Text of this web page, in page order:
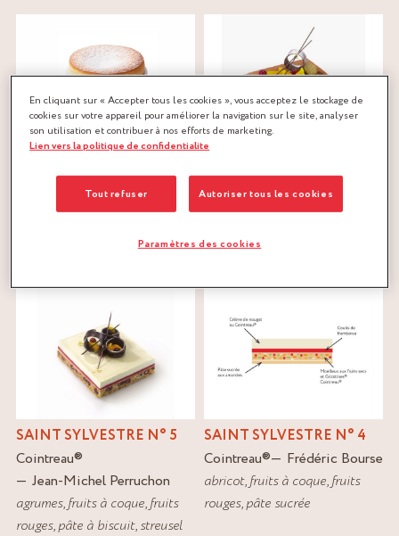
®
Samuel Albert
banane,fruits à coque
Cointreau®
Jean-Michel Perruchon
fruits à coque
SAINT SYLVESTRE N° 5
Cointreau®
Jean-Michel Perruchon
agrumes,fruits à coque,fruits
rouges,pâte à biscuit,streusel
SAINT SYLVESTRE N° 4
Cointreau®
Frédéric Bourse
abricot,fruits à coque,fruits
rouges,pâte sucrée
En cliquant sur « Accepter tous les cookies », vous acceptez le stockage de
cookies sur votre appareil pour améliorer la navigation sur le site, analyser
son utilisation et contribuer à nos efforts de marketing.
Lien vers la politique de confidentialite
Tout refuser Autoriser tous les cookies
Paramètres des cookies